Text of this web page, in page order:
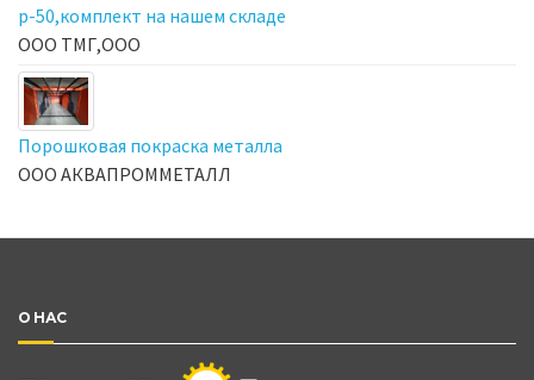
р-50,комплект на нашем складе
ООО ТМГ,ООО
Порошковая покраска металла
ООО АКВАПРОММЕТАЛЛ
О НАС